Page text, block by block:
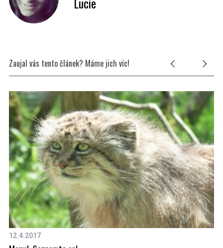
Zaujal vás tento článek? Máme jich víc!
12.4.2017